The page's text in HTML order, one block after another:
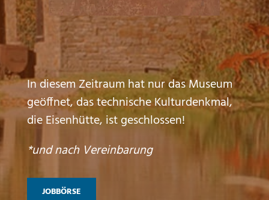
In diesem Zeitraum hat nur das Museum
geöffnet, das technische Kulturdenkmal,
die Eisenhütte, ist geschlossen!
*und nach Vereinbarung
JOBBÖRSE